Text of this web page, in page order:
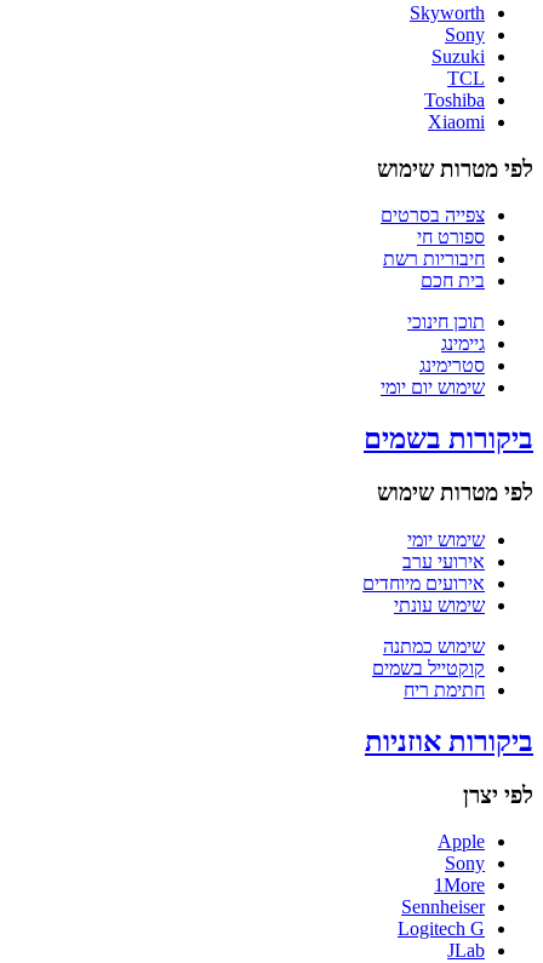
Skyworth
Sony
Suzuki
TCL
Toshiba
Xiaomi
לפי מטרות שימוש
צפייה בסרטים
ספורט חי
חיבוריות רשת
בית חכם
תוכן חינוכי
גיימינג
סטרימינג
שימוש יום יומי
ביקורות בשמים
לפי מטרות שימוש
שימוש יומי
אירועי ערב
אירועים מיוחדים
שימוש עונתי
שימוש כמתנה
קוקטייל בשמים
חתימת ריח
ביקורות אוזניות
לפי יצרן
Apple
Sony
1More
Sennheiser
Logitech G
JLab